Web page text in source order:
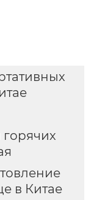
горячих
в Китае